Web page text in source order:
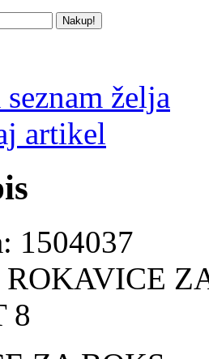
Nakup!
želja
artikel
1504037
8